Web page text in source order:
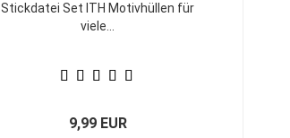
Stickdatei Set ITH Motivhüllen für
viele...
9,99 EUR